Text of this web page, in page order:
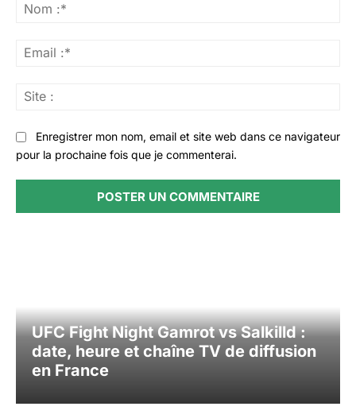
Enregistrer mon nom, email et site web dans ce navigateur
pour la prochaine fois que je commenterai.
UFC Fight Night Gamrot vs Salkilld :
date, heure et chaîne TV de diffusion
en France